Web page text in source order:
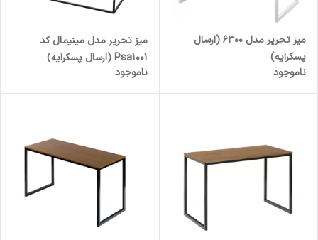
میز تحریر مدل 6300 (ارسال
پسکرایه)
ناموجود
میز تحریر مدل مینیمال کد
Psa1001 (ارسال پسکرایه)
ناموجود